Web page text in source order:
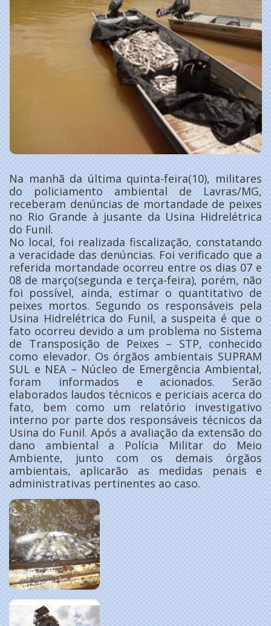
Na manhã da última quinta-feira(10), militares
do policiamento ambiental de Lavras/MG,
receberam denúncias de mortandade de peixes
no Rio Grande à jusante da Usina Hidrelétrica
do Funil.
No local, foi realizada fiscalização, constatando
a veracidade das denúncias. Foi verificado que a
referida mortandade ocorreu entre os dias 07 e
08 de março(segunda e terça-feira), porém, não
foi possível, ainda, estimar o quantitativo de
peixes mortos. Segundo os responsáveis pela
Usina Hidrelétrica do Funil, a suspeita é que o
fato ocorreu devido a um problema no Sistema
de Transposição de Peixes – STP, conhecido
como elevador. Os órgãos ambientais SUPRAM
SUL e NEA – Núcleo de Emergência Ambiental,
foram informados e acionados. Serão
elaborados laudos técnicos e periciais acerca do
fato, bem como um relatório investigativo
interno por parte dos responsáveis técnicos da
Usina do Funil. Após a avaliação da extensão do
dano ambiental a Polícia Militar do Meio
Ambiente, junto com os demais órgãos
ambientais, aplicarão as medidas penais e
administrativas pertinentes ao caso.